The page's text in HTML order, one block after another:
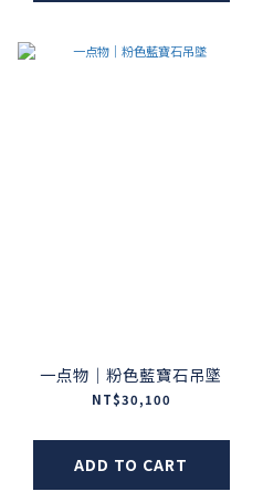
一点物｜粉色藍寶石吊墜
NT$30,100
ADD TO CART